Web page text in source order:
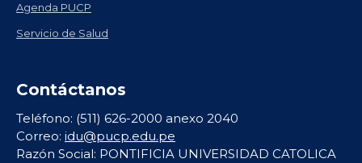
Agenda PUCP
Servicio de Salud
Contáctanos
Teléfono: (511) 626-2000 anexo 2040
Correo: idu@pucp.edu.pe
Razón Social: PONTIFICIA UNIVERSIDAD CATOLICA